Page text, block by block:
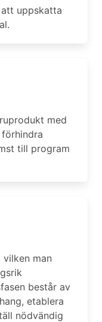
uppskatta
med
till program
vilken man
består av
etablera
nödvändig